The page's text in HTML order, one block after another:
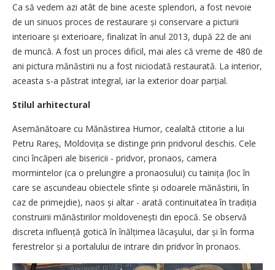
Ca să vedem azi atât de bine aceste splendori, a fost nevoie
de un sinuos proces de restaurare și conservare a picturii
interioare și exterioare, finalizat în anul 2013, după 22 de ani
de muncă. A fost un proces dificil, mai ales că vreme de 480 de
ani pictura mănăstirii nu a fost niciodată restaurată. La interior,
aceasta s-a păstrat integral, iar la exterior doar parțial.
Stilul arhitectural
Asemănătoare cu Mănăstirea Humor, cealaltă ctitorie a lui
Petru Rareș, Moldovița se distinge prin pridvorul deschis. Cele
cinci încăperi ale bisericii - pridvor, pronaos, camera
mormintelor (ca o prelungire a pronaosului) cu tainița (loc în
care se ascundeau obiectele sfinte și odoarele mănăstirii, în
caz de primejdie), naos și altar - arată continuitatea în tradiția
construirii mănăstirilor moldovenești din epocă. Se observă
discreta influență gotică în înălțimea lăcaşului, dar și în forma
ferestrelor și a portalului de intrare din pridvor în pronaos.